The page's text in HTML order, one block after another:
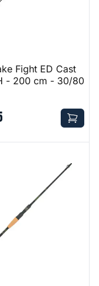
Fight ED Cast
- 200 cm - 30/80